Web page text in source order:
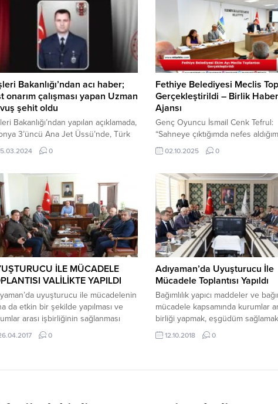
Bakanlığı’ndan acı haber;
onarım çalışması yapan Uzman
şehit oldu
Bakanlığı’ndan yapılan açıklamada,
3’üncü Ana Jet Üssü’nde, Türk
Kuvvetlerimize ait NF-5 tipi eğitim
düşmesi sonucu uçağın
Hv.İs.Uzm.Çvş Ercan Güven şehit
denildi. 15 Mart 2024, 03:14
İçişleri Bakanlığı’ndan acı
Pist onarım çalışması yapan
Çavuş şehit oldu...
0
Fethiye Belediyesi Meclis
Gerçekleştirildi – Birlik Haber
Ajansı
Genç Oyuncu İsmail Cenk Tefrul:
“Sahneye çıktığımda nefes
hissediyorum” İçeriği Görüntüle
Belediyesi’nin Ekim ayı olağan
başkanlığında yapıldı. Toplantı,
Kaynakları ve Eğitim
atama kararlarının meclisin
sunulmasıyla başladı. Buna göre;
Bahçeler Müdürü görevine
Mali Hizmetler Müdürü...
02.10.2025 0
İLE MÜCADELE
VALİLİKTE YAPILDI
uyuşturucu ile mücadelenin
da etkin bir şekilde yapılması ve
arası işbirliğinin sağlanması
Uyuşturucu ile Mücadele
Vali Abdullah Erin
0
Adıyaman’da Uyuşturucu İle
Mücadele Toplantısı Yapıldı
Bağımlılık yapıcı maddeler ve
mücadele kapsamında kurumlar
birliği yapmak, eşgüdüm
madde bağımlığı ile mücadele
yapılacak faaliyetleri belirlemek
12.10.2018 0